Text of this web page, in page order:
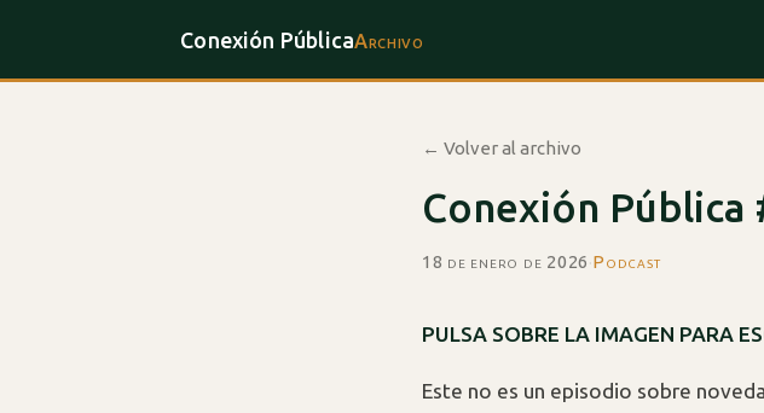
Conexión PúblicaArchivo
← Volver al archivo
Conexión Pública
18 de enero de 2026·Podcast
PULSA SOBRE LA IMAGEN PARA
Este no es un episodio sobre